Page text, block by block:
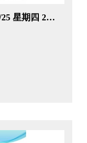
【 門診休診公告】 2025/12/25 星期四 2026/1/1 星期四 因國定假日 各休診1日